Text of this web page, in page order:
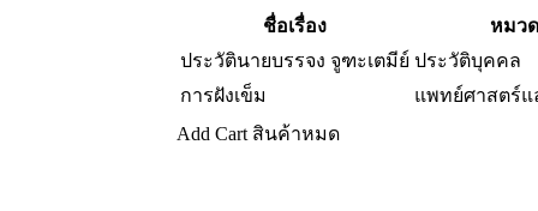
ชื่อเรื่อง
หมว
ประวัตินายบรรจง จูฑะเตมีย์ ประวัติบุคคล
การฝังเข็ม
แพทย์ศาสตร์
Add Cart สินค้าหมด